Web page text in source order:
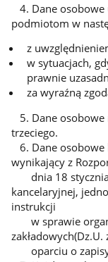
4. Dane
podmiotom w
z
w sytuacjach,
prawnie
za wyraźną
5. Dane osobowe
trzeciego.
6. Dane osobowe
wynikający z
dnia 18 stycznia
kancelaryjnej,
instrukcji
w sprawie
oparciu o zapisy